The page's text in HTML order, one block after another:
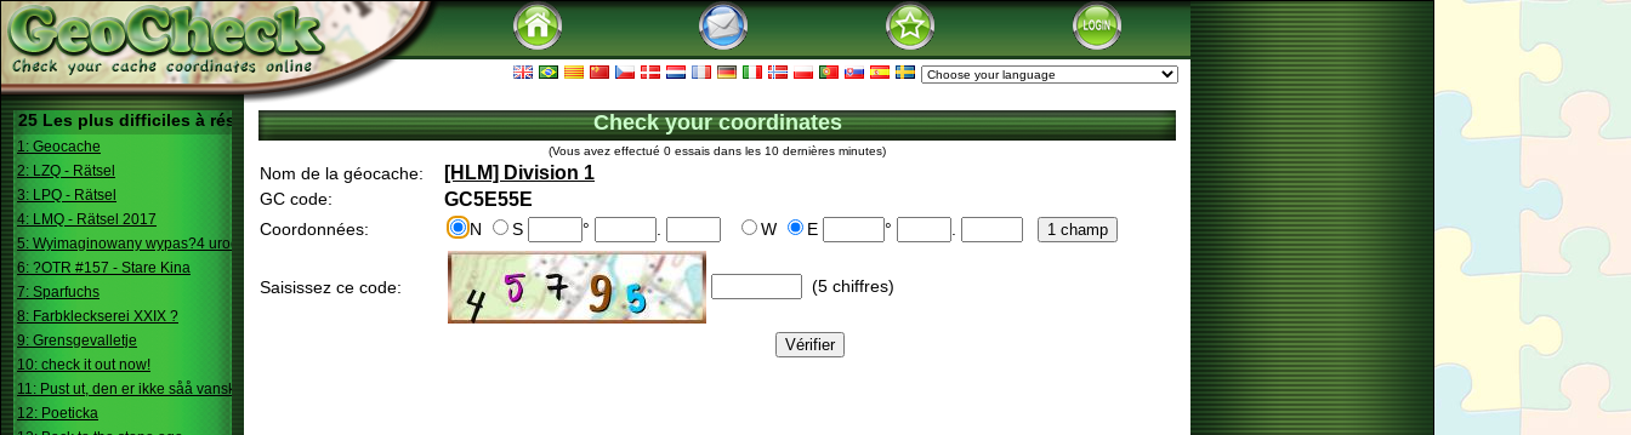
25 Les plus difficiles à résoudre
1: Geocache
2: LZQ - Rätsel
3: LPQ - Rätsel
4: LMQ - Rätsel 2017
5: Wyimaginowany wypas?4 urodziny
6: ?OTR #157 - Stare Kina
7: Sparfuchs
8: Farbkleckserei XXIX ?
9: Grensgevalletje
10: check it out now!
11: Pust ut, den er ikke såå vanskelig.
12: Poeticka
Check your coordinates
(Vous avez effectué 0 essais dans les 10 dernières minutes)
Nom de la géocache: [HLM] Division 1
GC code: GC5E55E
Coordonnées: N S ° W E °
Saisissez ce code: (5 chiffres)